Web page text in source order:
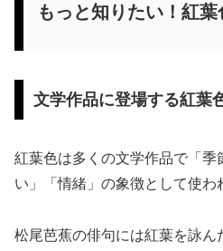
もっと知りたい！紅
文学作品に登場する紅葉
紅葉色は多くの文学作品で「季
い」「情緒」の象徴として使わ
松尾芭蕉の俳句には紅葉を詠ん